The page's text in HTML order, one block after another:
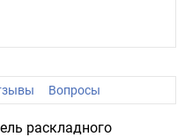
Вопросы
раскладного